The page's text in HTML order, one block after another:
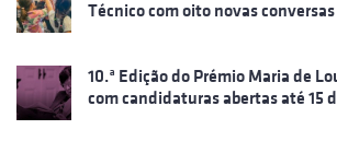
Técnico com oito novas
10.ª Edição do Prémio Maria de
com candidaturas abertas até 15